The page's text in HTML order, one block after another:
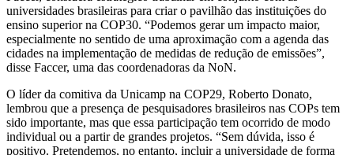
universidades brasileiras para criar o pavilhão das instituições do
ensino superior na COP30. “Podemos gerar um impacto maior,
especialmente no sentido de uma aproximação com a agenda das
cidades na implementação de medidas de redução de emissões”,
disse Faccer, uma das coordenadoras da NoN.
O líder da comitiva da Unicamp na COP29, Roberto Donato,
lembrou que a presença de pesquisadores brasileiros nas COPs tem
sido importante, mas que essa participação tem ocorrido de modo
individual ou a partir de grandes projetos. “Sem dúvida, isso é
positivo. Pretendemos, no entanto, incluir a universidade de forma